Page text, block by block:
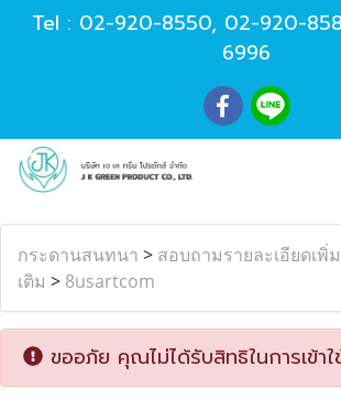
Tel : 02-920-8550, 02-920-
6996
กระดานสนทนา > สอบถามรายละเอียดเพิ่ม
เติม > 8usartcom
ขออภัย คุณไม่ได้รับสิทธิในการเข้า